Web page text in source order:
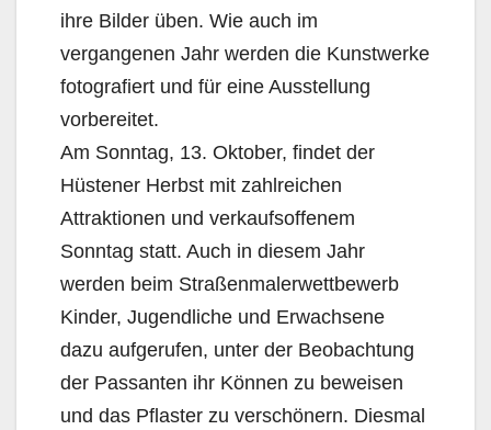
ihre Bilder üben. Wie auch im
vergangenen Jahr werden die Kunstwerke
fotografiert und für eine Ausstellung
vorbereitet.
Am Sonntag, 13. Oktober, findet der
Hüstener Herbst mit zahlreichen
Attraktionen und verkaufsoffenem
Sonntag statt. Auch in diesem Jahr
werden beim Straßenmalerwettbewerb
Kinder, Jugendliche und Erwachsene
dazu aufgerufen, unter der Beobachtung
der Passanten ihr Können zu beweisen
und das Pflaster zu verschönern. Diesmal